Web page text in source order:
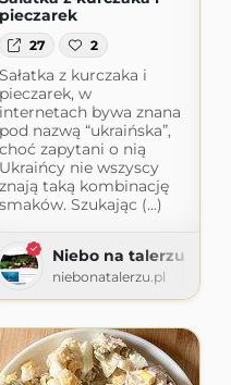
pieczarek
27 2
Sałatka z kurczaka i
pieczarek, w
internetach bywa znana
pod nazwą “ukraińska”,
choć zapytani o nią
Ukraińcy nie wszyscy
znają taką kombinację
smaków. Szukając (...)
Niebo na talerzu
niebonatalerzu.pl